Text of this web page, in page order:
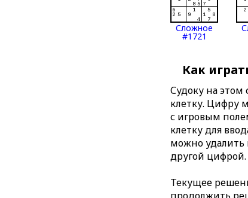
Сложное
#1721
Как
Судоку на
клетку. Цифру
с игровым
клетку для
можно удалить
другой цифрой.
Текущее